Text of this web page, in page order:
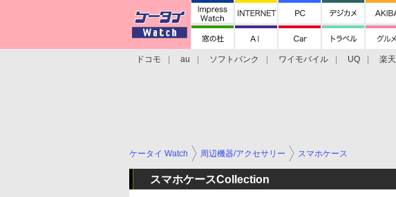
ドコモ au ソフトバンク ワイモバイル UQ 楽天
ケータイ Watch 周辺機器/アクセサリー スマホケース
スマホケースCollection